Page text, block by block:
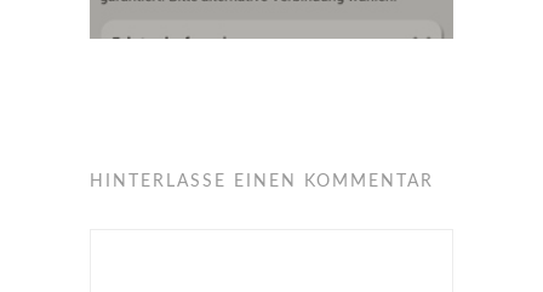
HINTERLASSE EINEN KOMMENTAR